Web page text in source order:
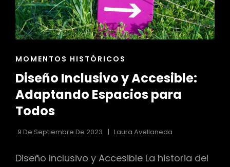
ENLACES
LAS
CATEGORÍAS
MOMENTOS HISTÓRICOS
Diseño Inclusivo y Accesible:
Adaptando Espacios para
Todos
9 De Septiembre De 2023 Laura Avellaneda
Diseño Inclusivo y Accesible La historia del